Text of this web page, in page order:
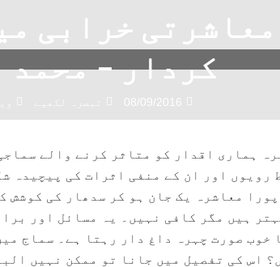
معاشرتی خرابی
کردار – محمد
08/09/2016
ہماری اقدار کو متاثر کرنے والے
رویوں اور ان کے منفی اثرات کی پیچیدہ
معاشرہ یک جان ہو کر سدھار کی کوشش
ہیں مگر کافی نہیں۔ یہ مسائل اور
خوب صورت چہرہ داغ دار رہتا ہے۔ سماج
اس کی تفصیل میں جانا تو ممکن نہیں